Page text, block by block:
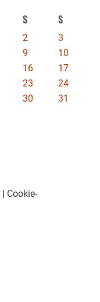
S S
2
3
9
10
16
17
23
24
30
31
| Cookie-